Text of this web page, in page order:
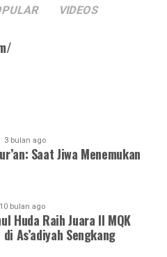
VIDEOS
3 bulan ago
Saat Jiwa Menemukan
10 bulan ago
Huda Raih Juara II MQK
As’adiyah Sengkang